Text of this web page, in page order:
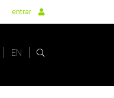
entrar
EN